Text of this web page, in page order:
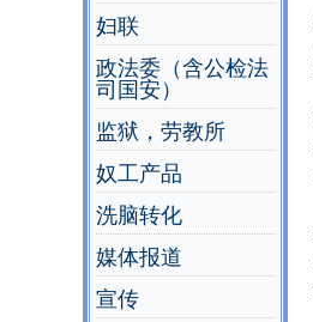
妇联
政法委（含公检法
司国安）
监狱，劳教所
奴工产品
洗脑转化
媒体报道
宣传